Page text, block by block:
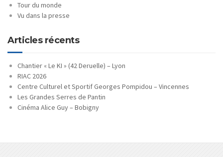
Tour du monde
Vu dans la presse
Articles récents
Chantier « Le KI » (42 Deruelle) – Lyon
RIAC 2026
Centre Culturel et Sportif Georges Pompidou – Vincennes
Les Grandes Serres de Pantin
Cinéma Alice Guy – Bobigny